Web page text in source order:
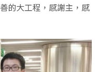
的大工程，感謝主，感